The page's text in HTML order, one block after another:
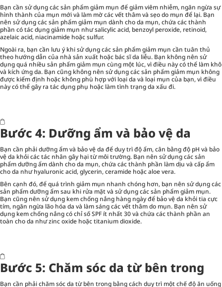
Bạn cần sử dụng cácsản phẩm giảm mụn để giảm viêm nhiễm, ngăn ngừa sự
hình thành của mụn mới và làm mờ các vết thâm và sẹo do mụn để lại. Bạn
nên sử dụng các sản phẩm giảm mụn dành cho da mụn, chứa các thành
phần có tác dụng giảm mụn như salicylic acid, benzoyl peroxide, retinoid,
azelaic acid, niacinamide hoặc sulfur.
Ngoài ra, bạn cần lưu ý khi sử dụng các sản phẩm giảm mụn cần tuân thủ
theo hướng dẫn của nhà sản xuất hoặc bác sĩ da liễu. Bạn không nên sử
dụng quá nhiều sản phẩm giảm mụn cùng một lúc, vì điều này có thể làm khô
và kích ứng da. Bạn cũng không nên sử dụng các sản phẩm giảm mụn không
được kiểm định hoặc không phù hợp với loại da và loại mụn của bạn, vì điều
này có thể gây ra tác dụng phụ hoặc làm tình trạng da xấu đi.
Bước 4: Dưỡng ẩm và bảo vệ da
Bạn cần phải dưỡng ẩm và bảo vệ da để duy trì độ ẩm, cân bằng độ pH và bảo
vệ da khỏi các tác nhân gây hại từ môi trường. Bạn nên sử dụng các sản
phẩm dưỡng ẩm dành cho da mụn, chứa các thành phần làm dịu và cấp ẩm
cho da như hyaluronic acid, glycerin, ceramide hoặc aloe vera.
Bên cạnh đó, để quá trình giảm mụn nhanh chóng hơn, bạn nên sử dụng các
sản phẩm dưỡng ẩm sau khi rửa mặt và sử dụng các sản phẩm giảm mụn.
Bạn cũng nên sử dụng kem chống nắng hàng ngày để bảo vệ da khỏi tia cực
tím, ngăn ngừa lão hóa da và làm sáng các vết thâm do mụn. Bạn nên sử
dụng kem chống nắng có chỉ số SPF ít nhất 30 và chứa các thành phần an
toàn cho da như zinc oxide hoặc titanium dioxide.
Bước 5: Chăm sóc da từ bên trong
Bạn cần phải chăm sóc da từ bên trong bằng cách duy trì một chế độ ăn uống